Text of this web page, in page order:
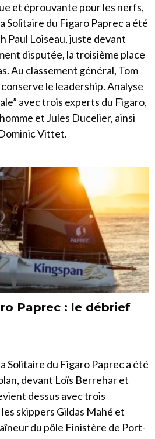
et éprouvante pour les nerfs,
Solitaire du Figaro Paprec a été
Paul Loiseau, juste devant
disputée, la troisième place
Au classement général, Tom
le leadership. Analyse
avec trois experts du Figaro,
et Jules Ducelier, ainsi
Vittet.
Paprec : le débrief
Solitaire du Figaro Paprec a été
devant Loïs Berrehar et
dessus avec trois
skippers Gildas Mahé et
du pôle Finistère de Port-